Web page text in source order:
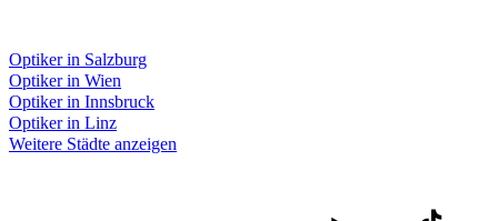
Optiker in Salzburg
Optiker in Wien
Optiker in Innsbruck
Optiker in Linz
Weitere Städte anzeigen